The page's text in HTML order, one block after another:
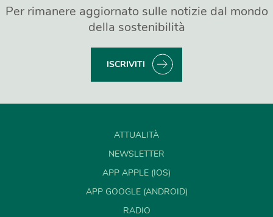
Per rimanere aggiornato sulle notizie dal mondo
della sostenibilità
ISCRIVITI
ATTUALITÀ
NEWSLETTER
APP APPLE (IOS)
APP GOOGLE (ANDROID)
RADIO